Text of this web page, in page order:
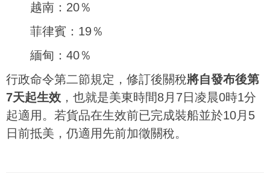
越南：20％
菲律賓：19％
緬甸：40％
行政命令第二節規定，修訂後關稅將自發布後第
7天起生效 ，也就是美東時間8月7日凌晨0時1分
起適用。若貨品在生效前已完成裝船並於10月5
日前抵美，仍適用先前加徵關稅。